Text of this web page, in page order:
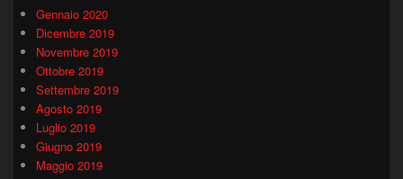
Gennaio 2020
Dicembre 2019
Novembre 2019
Ottobre 2019
Settembre 2019
Agosto 2019
Luglio 2019
Giugno 2019
Maggio 2019